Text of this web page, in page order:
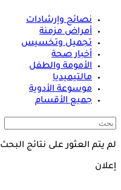
نصائح وإرشادات
أمراض مزمنة
تجميل وتخسيس
أخبار صحة
الأمومة والطفل
مالتيميديا
موسوعة الأدوية
جميع الأقسام
لم يتم العثور على نتائج البحث
إعلان